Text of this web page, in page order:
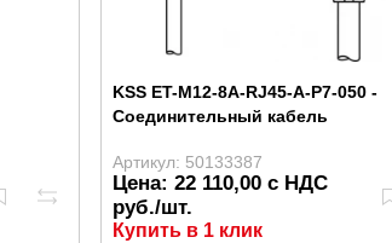
KSS ET-M12-8A-RJ45-A-P7-050 -
Соединительный кабель
Артикул: 50133387
Цена: 22 110,00 с НДС
руб./шт.
Купить в 1 клик